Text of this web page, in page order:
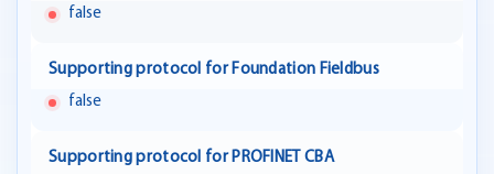
false
Supporting protocol for Foundation Fieldbus
false
Supporting protocol for PROFINET CBA